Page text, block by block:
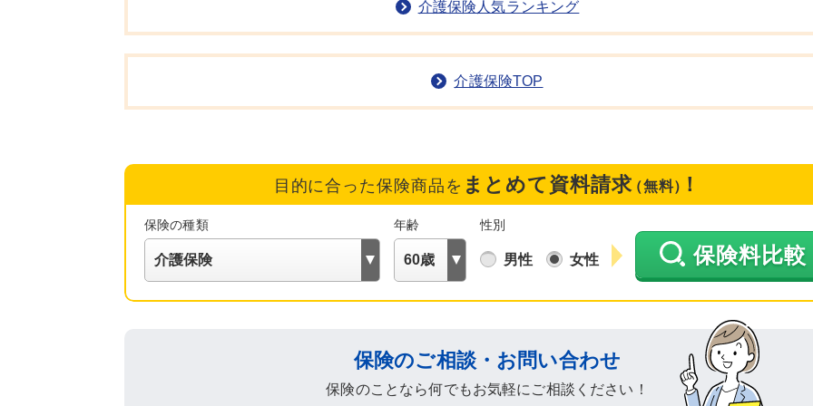
介護保険人気ランキング
介護保険TOP
目的に合った保険商品を まとめて資料請求（無料）！
保険の種類 年齢 性別
男性 女性 保険料比較
保険のご相談・お問い合わせ
保険のことなら何でもお気軽にご相談ください！